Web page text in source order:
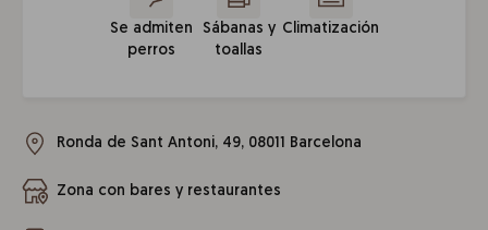
Se admiten
perros
Sábanas y
toallas
Climatización
Ronda de Sant Antoni, 49, 08011 Barcelona
Zona con bares y restaurantes